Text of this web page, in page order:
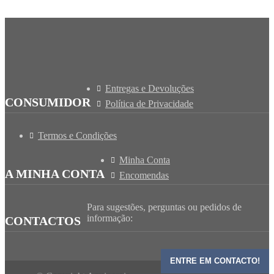
CONSUMIDOR
Entregas e Devoluções
Política de Privacidade
Termos e Condições
A MINHA CONTA
Minha Conta
Encomendas
CONTACTOS
Para sugestões, perguntas ou pedidos de
informação:
ENTRE EM CONTACTO!